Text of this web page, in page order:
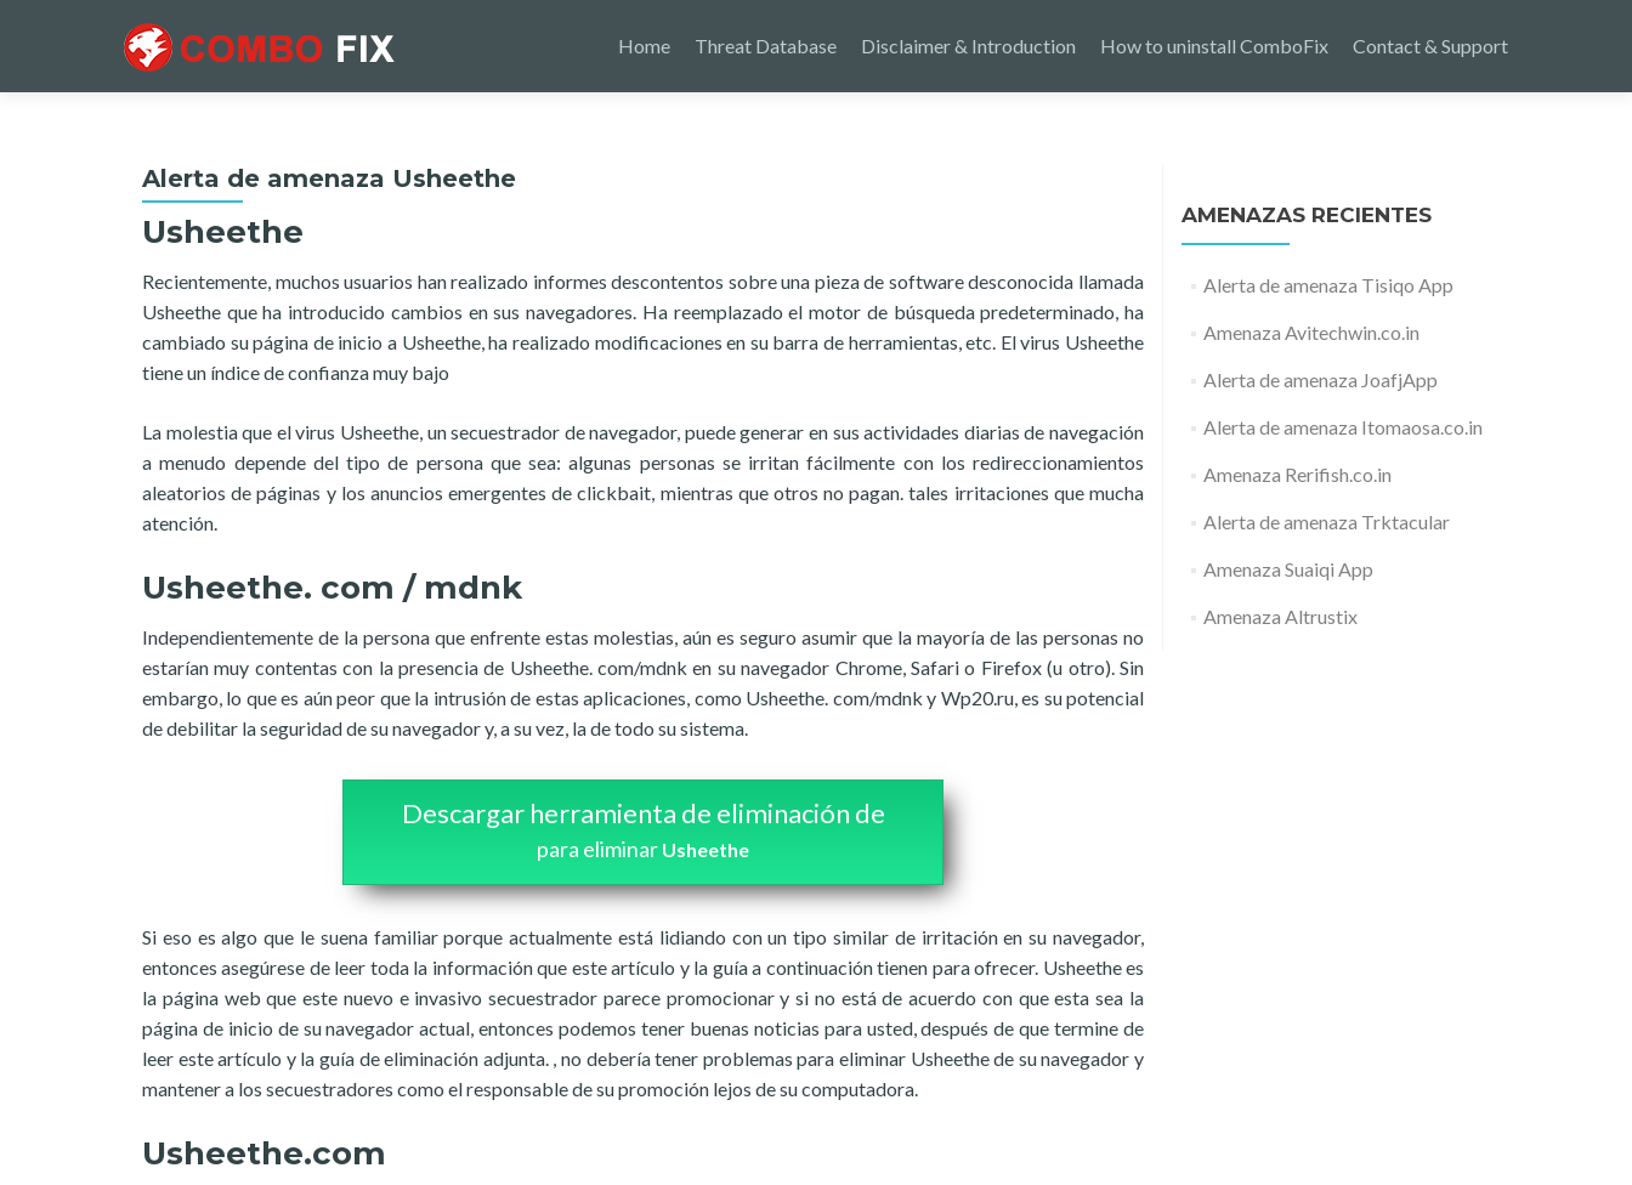
Home Threat Database Disclaimer & Introduction How to uninstall ComboFix Contact & Support
Alerta de amenaza Usheethe
Usheethe
Recientemente, muchos usuarios han realizado informes descontentos sobre una pieza de software desconocida llamada
Usheethe que ha introducido cambios en sus navegadores. Ha reemplazado el motor de búsqueda predeterminado, ha
cambiado su página de inicio a Usheethe, ha realizado modificaciones en su barra de herramientas, etc. El virus Usheethe
tiene un índice de confianza muy bajo
La molestia que el virus Usheethe, un secuestrador de navegador, puede generar en sus actividades diarias de navegación
a menudo depende del tipo de persona que sea: algunas personas se irritan fácilmente con los redireccionamientos
aleatorios de páginas y los anuncios emergentes de clickbait, mientras que otros no pagan. tales irritaciones que mucha
atención.
Usheethe. com / mdnk
Independientemente de la persona que enfrente estas molestias, aún es seguro asumir que la mayoría de las personas no
estarían muy contentas con la presencia de Usheethe. com/mdnk en su navegador Chrome, Safari o Firefox (u otro). Sin
embargo, lo que es aún peor que la intrusión de estas aplicaciones, como Usheethe. com/mdnk y Wp20.ru, es su potencial
de debilitar la seguridad de su navegador y, a su vez, la de todo su sistema.
Descargar herramienta de eliminación de
para eliminar Usheethe
Si eso es algo que le suena familiar porque actualmente está lidiando con un tipo similar de irritación en su navegador,
entonces asegúrese de leer toda la información que este artículo y la guía a continuación tienen para ofrecer. Usheethe es
la página web que este nuevo e invasivo secuestrador parece promocionar y si no está de acuerdo con que esta sea la
página de inicio de su navegador actual, entonces podemos tener buenas noticias para usted, después de que termine de
leer este artículo y la guía de eliminación adjunta. , no debería tener problemas para eliminar Usheethe de su navegador y
mantener a los secuestradores como el responsable de su promoción lejos de su computadora.
Usheethe.com
AMENAZAS RECIENTES
Alerta de amenaza Tisiqo App
Amenaza Avitechwin.co.in
Alerta de amenaza JoafjApp
Alerta de amenaza Itomaosa.co.in
Amenaza Rerifish.co.in
Alerta de amenaza Trktacular
Amenaza Suaiqi App
Amenaza Altrustix